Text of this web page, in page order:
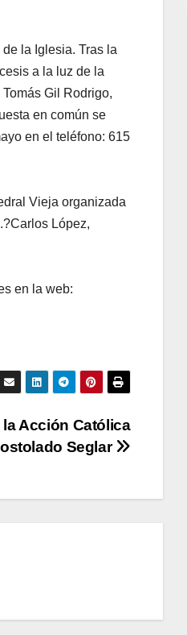
la Iglesia. Tras la
a la luz de la
Gil Rodrigo,
en común se
en el teléfono: 615
Vieja organizada
López,
en la web:
Acción Católica
Seglar